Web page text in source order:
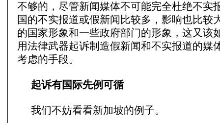
不够的，尽管新闻媒体不可能完全杜绝不实
国的不实报道或假新闻比较多，影响也比较
的国家形象和一些政府部门的形象，这又该
用法律武器起诉制造假新闻和不实报道的媒
考虑的手段。
起诉有国际先例可循
我们不妨看看新加坡的例子。